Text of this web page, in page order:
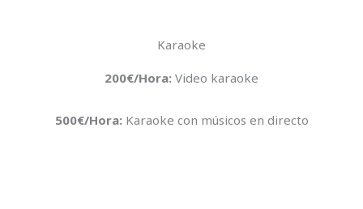
Karaoke
200€/Hora: Video karaoke
500€/Hora: Karaoke con músicos en directo